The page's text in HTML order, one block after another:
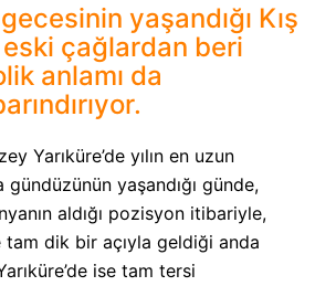
yaşandığı Kış
çağlardan beri
anlamı da
Yarıküre’de yılın en uzun
gündüzünün yaşandığı günde,
aldığı pozisyon itibariyle,
tam dik bir açıyla geldiği anda
ise tam tersi